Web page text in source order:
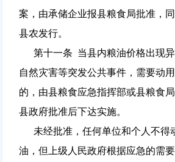
案，由承储企业报县粮食局批准，同
县农发行。
第十一条 当县内粮油价格出现异
自然灾害等突发公共事件，需要动
的，由县粮食应急指挥部或县粮食
县政府批准后下达实施。
未经批准，任何单位和个人不得
油，但上级人民政府根据应急的需要